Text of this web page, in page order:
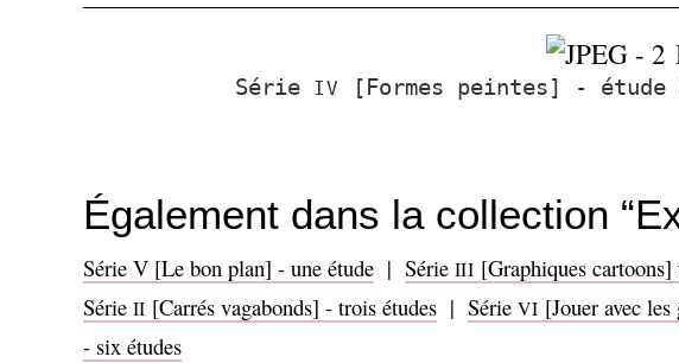
Série IV
[Formes peintes] -
Également dans la collection
Série V [Le bon plan] - une étude| Série III [Graphiques cartoons]
Série II [Carrés vagabonds] - trois études |SérieVI [Jouer avec
- six études